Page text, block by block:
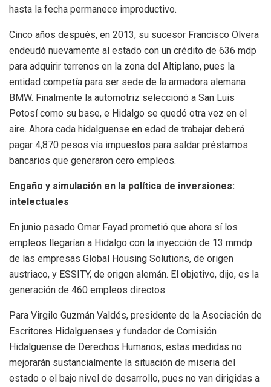
hasta la fecha permanece improductivo.
Cinco años después, en 2013, su sucesor Francisco Olvera
endeudó nuevamente al estado con un crédito de 636 mdp
para adquirir terrenos en la zona del Altiplano, pues la
entidad competía para ser sede de la armadora alemana
BMW. Finalmente la automotriz seleccionó a San Luis
Potosí como su base, e Hidalgo se quedó otra vez en el
aire. Ahora cada hidalguense en edad de trabajar deberá
pagar 4,870 pesos vía impuestos para saldar préstamos
bancarios que generaron cero empleos.
Engaño y simulación en la política de inversiones:
intelectuales
En junio pasado Omar Fayad prometió que ahora sí los
empleos llegarían a Hidalgo con la inyección de 13 mmdp
de las empresas Global Housing Solutions, de origen
austriaco, y ESSITY, de origen alemán. El objetivo, dijo, es la
generación de 460 empleos directos.
Para Virgilo Guzmán Valdés, presidente de la Asociación de
Escritores Hidalguenses y fundador de Comisión
Hidalguense de Derechos Humanos, estas medidas no
mejorarán sustancialmente la situación de miseria del
estado o el bajo nivel de desarrollo, pues no van dirigidas a